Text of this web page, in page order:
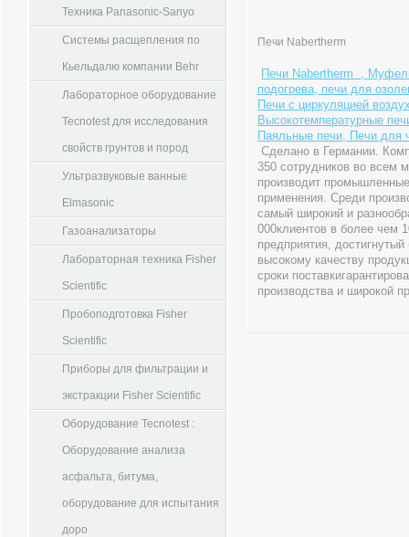
Техника Panasonic-Sanyo
Системы расщепления по
Кьельдалю компании Behr
Лабораторное оборудование
Tecnotest для исследования
свойств грунтов и пород
Ультразвуковые ванные
Elmasonic
Газоанализаторы
Лабораторная техника Fisher
Scientific
Пробоподготовка Fisher
Scientific
Приборы для фильтрации и
экстракции Fisher Scientific
Оборудование Tecnotest :
Оборудование анализа
асфальта, битума,
оборудование для испытания
доро
Печи Nabertherm
Печи Nabertherm ,
подогрева, печи для
Печи с циркуляцией
Высокотемпературные
Паяльные печи, Печи для
Сделано в Германии.
350 сотрудников во всем
производит
применения. Среди
самый широкий и
000клиентов в более чем
предприятия,
высокому качеству
сроки
производства и широкой